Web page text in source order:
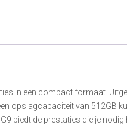
in een compact formaat.
opslagcapaciteit van 512GB
biedt de prestaties die je